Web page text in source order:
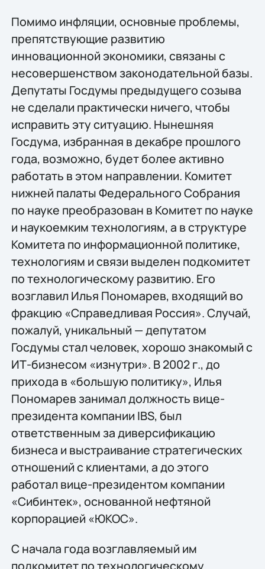
Помимо инфляции, основные проблемы,
препятствующие развитию
инновационной экономики, связаны с
несовершенством законодательной базы.
Депутаты Госдумы предыдущего созыва
не сделали практически ничего, чтобы
исправить эту ситуацию. Нынешняя
Госдума, избранная в декабре прошлого
года, возможно, будет более активно
работать в этом направлении. Комитет
нижней палаты Федерального Собрания
по науке преобразован в Комитет по науке
и наукоемким технологиям, а в структуре
Комитета по информационной политике,
технологиям и связи выделен подкомитет
по технологическому развитию. Его
возглавил Илья Пономарев, входящий во
фракцию «Справедливая Россия». Случай,
пожалуй, уникальный — депутатом
Госдумы стал человек, хорошо знакомый с
ИТ-бизнесом «изнутри». В 2002 г., до
прихода в «большую политику», Илья
Пономарев занимал должность вице-
президента компании IBS, был
ответственным за диверсификацию
бизнеса и выстраивание стратегических
отношений с клиентами, а до этого
работал вице-президентом компании
«Сибинтек», основанной нефтяной
корпорацией «ЮКОС».
С начала года возглавляемый им